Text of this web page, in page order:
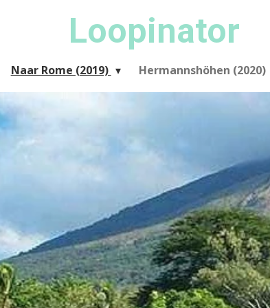
Loopinator
Naar Rome (2019) Hermannshöhen (2020)